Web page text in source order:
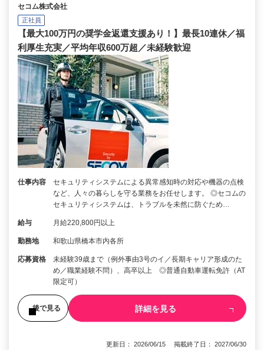
セコム株式会社
正社員
【最大100万円の奨学金返還支援あり！】最長10連休／福
利厚生充実／平均年収600万超／未経験歓迎
仕事内容
セキュリティシステムによる異常感知時の対応や機器の点検
など、人々の暮らしを守る業務をお任せします。 ◎セコムの
セキュリティシステムは、トラブルを未然に防ぐため…
給与 月給220,800円以上
勤務地 和歌山県橋本市内各所
応募資格
未経験39歳まで（例外事由3号のイ／長期キャリア形成のた
め／職業経験不問）、高卒以上 ◎普通自動車運転免許（AT
限定可）
後で見る 詳細を見る
更新日： 2026/06/15 掲載終了日： 2027/06/30